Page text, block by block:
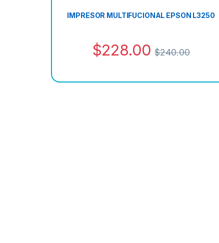
IMPRESOR MULTIFUCIONAL EPSON L3250
$228.00 $240.00